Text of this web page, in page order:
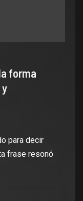
forma
para decir
frase resonó